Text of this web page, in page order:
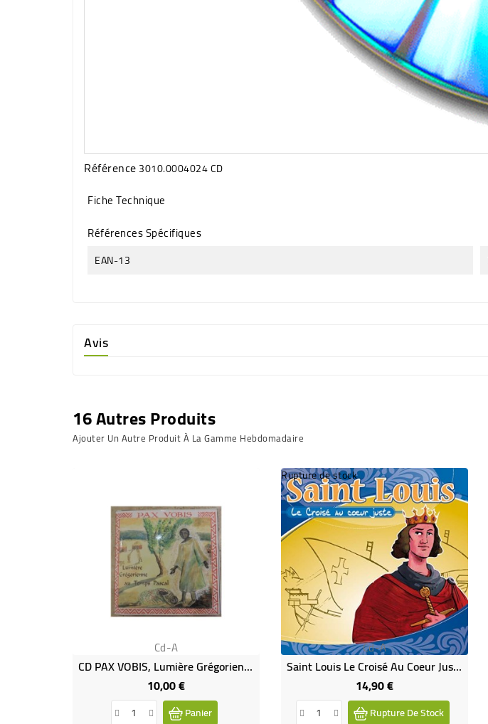
Référence3010.0004024 CD
Fiche Technique
Références Spécifiques
EAN-13
Avis
16 Autres Produits
Ajouter Un Autre Produit À La Gamme Hebdomadaire
Cd-A
CD PAX VOBIS, Lumière Grégorienne - Liturgie Au Temps Pascal - (JO-Pv)
10,00 €Prix
Panier
Rupture de stock
Cd-A
Saint Louis Le Croisé Au Coeur Juste
14,90 €Prix
Rupture De Stock